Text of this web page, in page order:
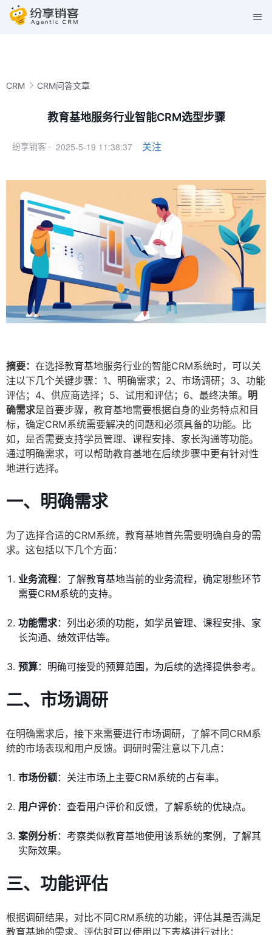
CRM CRM问答文章
教育基地服务行业智能CRM选型步骤
纷享销客 · 2025-5-19 11:38:37 关注
摘要： 在选择教育基地服务行业的智能CRM系统时，可以关
注以下几个关键步骤：1、明确需求；2、市场调研；3、功能
评估；4、供应商选择；5、试用和评估；6、最终决策。 明
确需求是首要步骤，教育基地需要根据自身的业务特点和目
标，确定CRM系统需要解决的问题和必须具备的功能。比
如，是否需要支持学员管理、课程安排、家长沟通等功能。
通过明确需求，可以帮助教育基地在后续步骤中更有针对性
地进行选择。
一、明确需求
为了选择合适的CRM系统，教育基地首先需要明确自身的需
求。这包括以下几个方面：
业务流程：了解教育基地当前的业务流程，确定哪些环节
需要CRM系统的支持。
功能需求：列出必须的功能，如学员管理、课程安排、家
长沟通、绩效评估等。
预算：明确可接受的预算范围，为后续的选择提供参考。
二、市场调研
在明确需求后，接下来需要进行市场调研，了解不同CRM系
统的市场表现和用户反馈。调研时需注意以下几点：
市场份额：关注市场上主要CRM系统的占有率。
用户评价：查看用户评价和反馈，了解系统的优缺点。
案例分析：考察类似教育基地使用该系统的案例，了解其
实际效果。
三、功能评估
根据调研结果，对比不同CRM系统的功能，评估其是否满足
教育基地的需求。评估时可以使用以下表格进行对比：